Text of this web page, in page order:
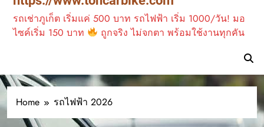
รถเช่าภูเก็ต เริ่มแค่ 500 บาท รถไฟฟ้า เริ่ม 1000/วัน! มอ
ไซค์เริ่ม 150 บาท
ถูกจริง ไม่จกตา พร้อมใช้งานทุกคัน
Home รถไฟฟ้า 2026